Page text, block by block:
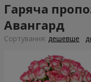
Гаряча
Авангард
Сортування: дешевше